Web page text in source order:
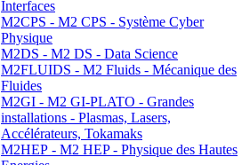
Interfaces
M2CPS - M2 CPS - Système Cyber
Physique
M2DS - M2 DS - Data Science
M2FLUIDS - M2 Fluids - Mécanique des
Fluides
M2GI - M2 GI-PLATO - Grandes
installations - Plasmas, Lasers,
Accélérateurs, Tokamaks
M2HEP - M2 HEP - Physique des Hautes